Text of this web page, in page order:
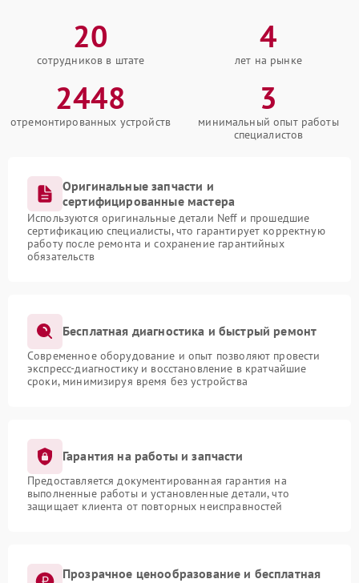
20
сотрудников в штате
4
лет на рынке
2448
отремонтированных устройств
3
минимальный опыт работы
специалистов
Оригинальные запчасти и
сертифицированные мастера
Используются оригинальные детали Neff и прошедшие
сертификацию специалисты, что гарантирует корректную
работу после ремонта и сохранение гарантийных
обязательств
Бесплатная диагностика и быстрый ремонт
Современное оборудование и опыт позволяют провести
экспресс-диагностику и восстановление в кратчайшие
сроки, минимизируя время без устройства
Гарантия на работы и запчасти
Предоставляется документированная гарантия на
выполненные работы и установленные детали, что
защищает клиента от повторных неисправностей
Прозрачное ценообразование и бесплатная